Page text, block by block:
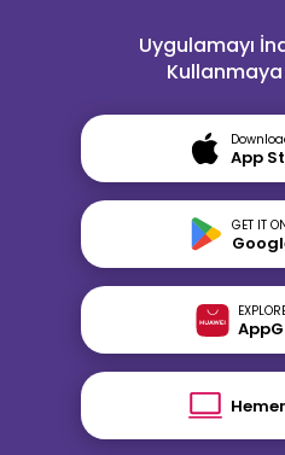
Uygulamayı
Kullanmaya
App
GET IT